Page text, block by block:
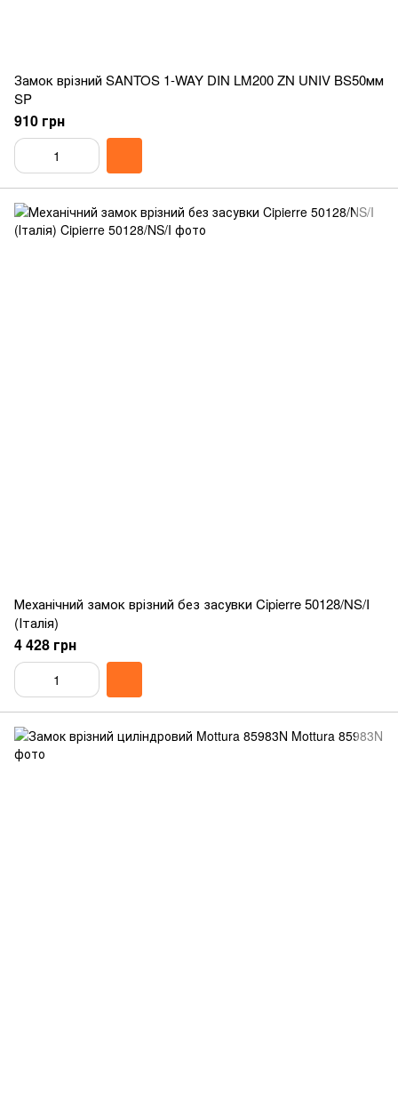
Замок врізний SANTOS 1-WAY DIN LM200 ZN UNIV BS50мм
SP
910 грн
Механічний замок врізний без засувки Cipierre 50128/NS/I
(Італія)
4 428 грн